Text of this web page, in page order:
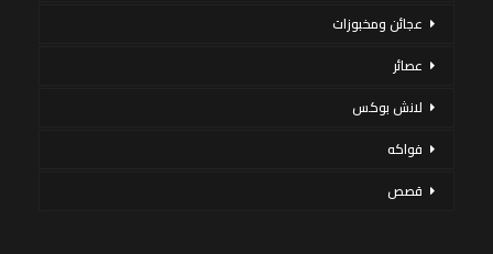
عجائن ومخبوزات
عصائر
لانش بوكس
فواكه
قصص